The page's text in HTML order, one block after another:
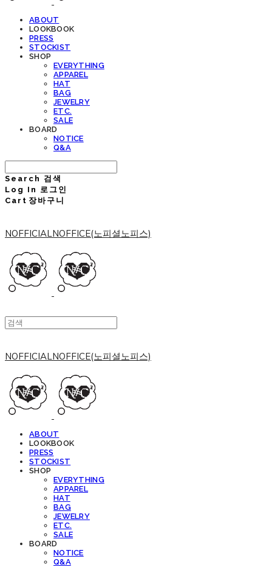
ABOUT
LOOKBOOK
PRESS
STOCKIST
SHOP
EVERYTHING
APPAREL
HAT
BAG
JEWELRY
ETC.
SALE
BOARD
NOTICE
Q&A
Search 검색
Log In 로그인
Cart 장바구니
NOFFICIALNOFFICE(노피셜노피스)
NOFFICIALNOFFICE(노피셜노피스)
ABOUT
LOOKBOOK
PRESS
STOCKIST
SHOP
EVERYTHING
APPAREL
HAT
BAG
JEWELRY
ETC.
SALE
BOARD
NOTICE
Q&A